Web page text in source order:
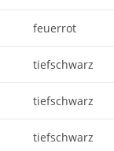
feuerrot
tiefschwarz
tiefschwarz
tiefschwarz